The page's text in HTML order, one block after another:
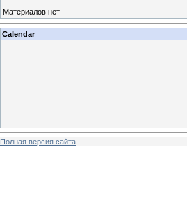
Материалов нет
Calendar
Полная версия сайта